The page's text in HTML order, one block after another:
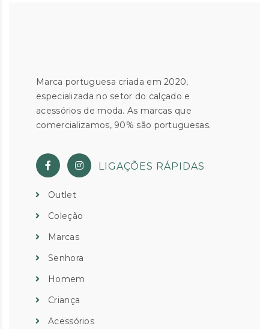
Marca portuguesa criada em 2020,
especializada no setor do calçado e
acessórios de moda. As marcas que
comercializamos, 90% são portuguesas.
LIGAÇÕES RÁPIDAS
Outlet
Coleção
Marcas
Senhora
Homem
Criança
Acessórios